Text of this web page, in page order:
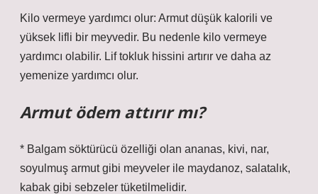
Kilo vermeye yardımcı olur: Armut düşük kalorili ve
yüksek lifli bir meyvedir. Bu nedenle kilo vermeye
yardımcı olabilir. Lif tokluk hissini artırır ve daha az
yemenize yardımcı olur.
Armut ödem attırır mı?
* Balgam söktürücü özelliği olan ananas, kivi, nar,
soyulmuş armut gibi meyveler ile maydanoz, salatalık,
kabak gibi sebzeler tüketilmelidir.